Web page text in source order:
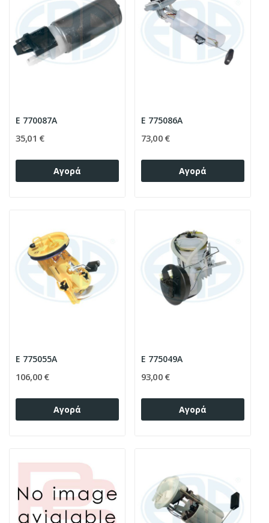
E 770087A
35,01 €
Αγορά
E 775086A
73,00 €
Αγορά
E 775055A
106,00 €
Αγορά
E 775049A
93,00 €
Αγορά